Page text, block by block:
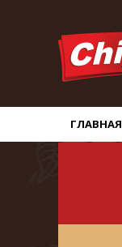
ГЛАВНАЯ
Главная